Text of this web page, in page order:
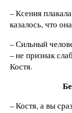
– Ксения
казалось, что
– Сильный
– не признак
Костя.
– Костя, а вы